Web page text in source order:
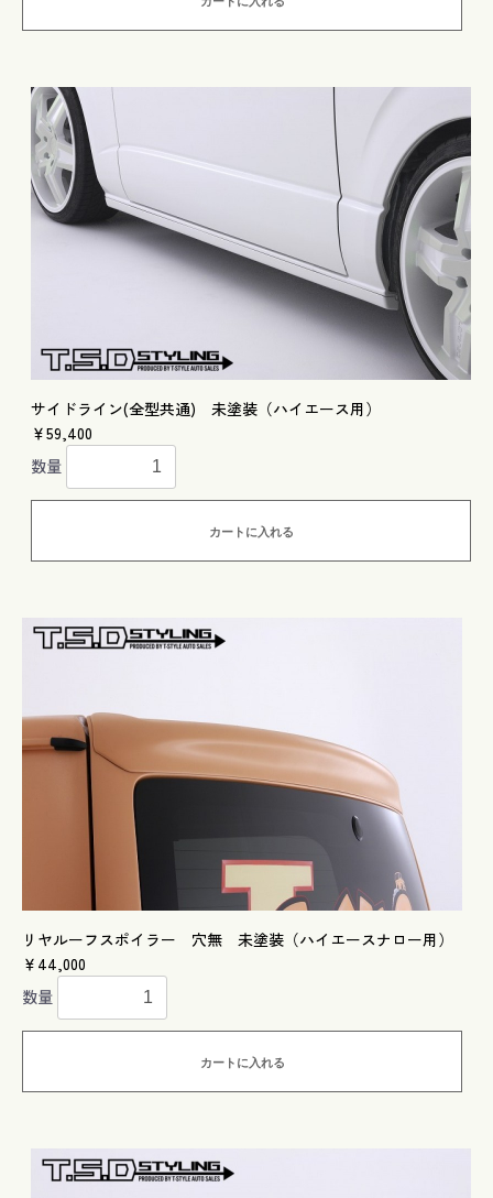
サイドライン(全型共通) 未塗装（ハイエース用）
￥59,400
数量
カートに入れる
リヤルーフスポイラー 穴無 未塗装（ハイエースナロー用）
￥44,000
数量
カートに入れる